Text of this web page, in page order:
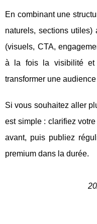
En combinant une
naturels, sections
(visuels, CTA,
à la fois la visibilité et
transformer une
Si vous souhaitez aller
est simple : clarifiez
avant, puis publiez
premium dans la durée.